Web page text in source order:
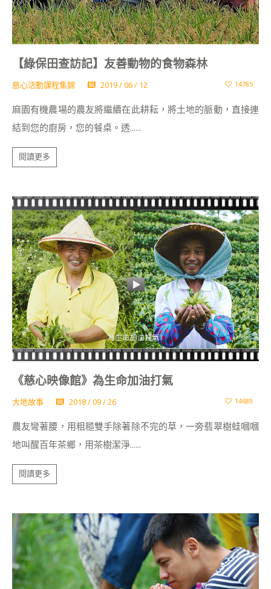
【綠保田查訪記】友善動物的食物森林
慈心活動課程集錦 2019 / 06 / 12 14785
麻園有機農場的農友將繼續在此耕耘，將土地的脈動，直接連
結到您的廚房，您的餐桌。透......
閱讀更多
《慈心映像館》為生命加油打氣
大地故事 2018 / 09 / 26 14689
農友彎著腰，用粗糙雙手除著除不完的草，一旁翡翠樹蛙嘓嘓
地叫醒百年茶鄉，用茶樹潔淨......
閱讀更多